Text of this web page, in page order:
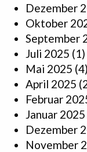
Dezember
Oktober
September
Juli 2025 (1)
Mai 2025 (4)
April 2025
Februar
Januar 2025
Dezember
November